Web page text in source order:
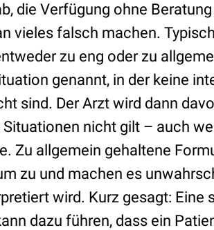
die Verfügung ohne
vieles falsch machen.
zu eng oder zu
genannt, in der keine
sind. Der Arzt wird dann
nicht gilt – auch
Zu allgemein gehaltene
zu und machen es
wird. Kurz gesagt: Eine
dazu führen, dass ein